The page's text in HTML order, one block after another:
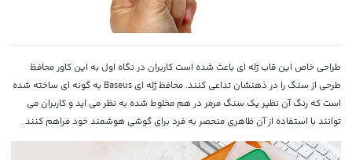
طراحی خاص این قاب ژله ای باعث شده است کاربران در نگاه اول به این کاور محافظ
طرحی از سنگ را در ذهنشان تداعی کنند. محافظ ژله ای Baseus به گونه ای ساخته شده
است که رنگ آن نظیر یک سنگ مرمر در هم مخلوط شده به نظر می اید و کاربران می
توانند با استفاده از آن ظاهری منحصر به فرد برای گوشی هوشمند خود فراهم کنند.